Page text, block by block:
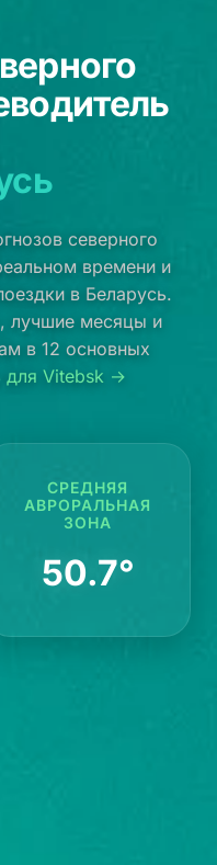
северного
времени и
в Беларусь.
лучшие месяцы и
в 12 основных
для Vitebsk →
СРЕДНЯЯ
АВРОРАЛЬНАЯ
ЗОНА
50.7°